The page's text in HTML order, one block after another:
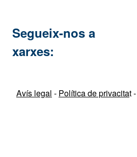
Segueix-nos a
xarxes:
Avís legal - Política de privacitat -